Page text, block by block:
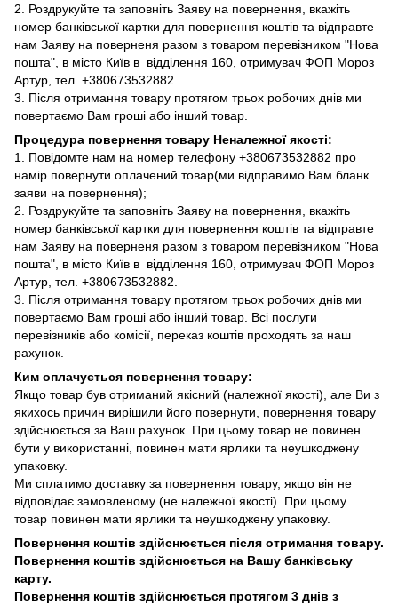
2. Роздрукуйте та заповніть Заяву на повернення, вкажіть
номер банківської картки для повернення коштів та відправте
нам Заяву на поверненя разом з товаром перевізником "Нова
пошта", в місто Київ в відділення 160, отримувач ФОП Мороз
Артур, тел. +380673532882.
3. Після отримання товару протягом трьох робочих днів ми
повертаємо Вам гроші або інший товар.
Процедура повернення товару Неналежної якості:
1. Повідомте нам на номер телефону +380673532882 про
намір повернути оплачений товар(ми відправимо Вам бланк
заяви на повернення);
2. Роздрукуйте та заповніть Заяву на повернення, вкажіть
номер банківської картки для повернення коштів та відправте
нам Заяву на поверненя разом з товаром перевізником "Нова
пошта", в місто Київ в відділення 160, отримувач ФОП Мороз
Артур, тел. +380673532882.
3. Після отримання товару протягом трьох робочих днів ми
повертаємо Вам гроші або інший товар. Всі послуги
перевізників або комісії, переказ коштів проходять за наш
рахунок.
Ким оплачується повернення товару:
Якщо товар був отриманий якісний (належної якості), але Ви з
якихось причин вирішили його повернути, повернення товару
здійснюється за Ваш рахунок. При цьому товар не повинен
бути у використанні, повинен мати ярлики та неушкоджену
упаковку.
Ми сплатимо доставку за повернення товару, якщо він не
відповідає замовленому (не належної якості). При цьому
товар повинен мати ярлики та неушкоджену упаковку.
Повернення коштів здійснюється після отримання товару.
Повернення коштів здійснюється на Вашу банківську
карту.
Повернення коштів здійснюється протягом 3 днів з